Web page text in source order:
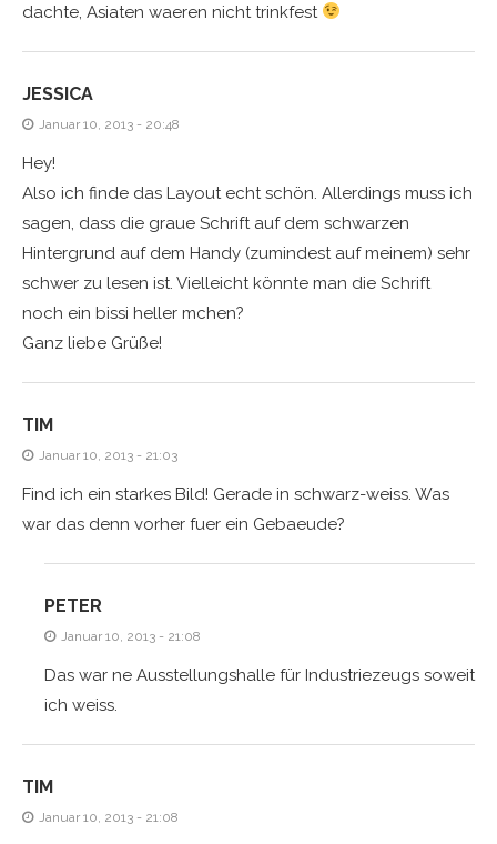
dachte, Asiaten waeren nicht trinkfest
JESSICA
Januar 10, 2013 - 20:48
Hey!
Also ich finde das Layout echt schön. Allerdings muss ich
sagen, dass die graue Schrift auf dem schwarzen
Hintergrund auf dem Handy (zumindest auf meinem) sehr
schwer zu lesen ist. Vielleicht könnte man die Schrift
noch ein bissi heller mchen?
Ganz liebe Grüße!
TIM
Januar 10, 2013 - 21:03
Find ich ein starkes Bild! Gerade in schwarz-weiss. Was
war das denn vorher fuer ein Gebaeude?
PETER
Januar 10, 2013 - 21:08
Das war ne Ausstellungshalle für Industriezeugs soweit
ich weiss.
TIM
Januar 10, 2013 - 21:08